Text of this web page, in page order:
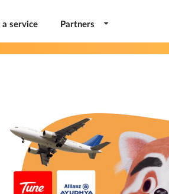
a service Partners